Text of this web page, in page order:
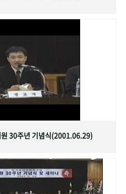
30주년 기념식(2001.06.29)